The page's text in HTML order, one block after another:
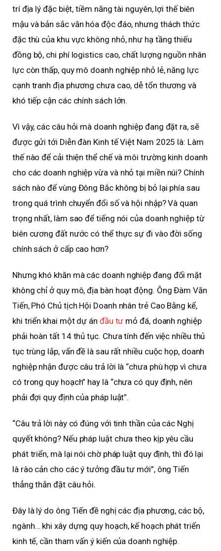
trí địa lý đặc biệt, tiềm năng tài nguyên, lợi thế biên
mậu và bản sắc văn hóa độc đáo, nhưng thách thức
đặc thù của khu vực không nhỏ, như hạ tầng thiếu
đồng bộ, chi phí logistics cao, chất lượng nguồn nhân
lực còn thấp, quy mô doanh nghiệp nhỏ lẻ, năng lực
cạnh tranh địa phương chưa cao, dễ tổn thương và
khó tiếp cận các chính sách lớn.
Vì vậy, các câu hỏi mà doanh nghiệp đang đặt ra, sẽ
được gửi tới Diễn đàn Kinh tế Việt Nam 2025 là: Làm
thế nào để cải thiện thể chế và môi trường kinh doanh
cho các doanh nghiệp vừa và nhỏ tại miền núi? Chính
sách nào để vùng Đông Bắc không bị bỏ lại phía sau
trong quá trình chuyển đổi số và hội nhập? Và quan
trọng nhất, làm sao để tiếng nói của doanh nghiệp từ
biên cương đất nước có thể thực sự đi vào đời sống
chính sách ở cấp cao hơn?
Nhưng khó khăn mà các doanh nghiệp đang đối mặt
không chỉ ở quy mô, địa bàn hoạt động. Ông Đàm Văn
Tiến, Phó Chủ tịch Hội Doanh nhân trẻ Cao Bằng kể,
khi triển khai một dự án đầu tư mỏ đá, doanh nghiệp
phải hoàn tất 14 thủ tục. Chưa tính đến việc nhiều thủ
tục trùng lắp, vấn đề là sau rất nhiều cuộc họp, doanh
nghiệp nhận được câu trả lời là “chưa phù hợp vì chưa
có trong quy hoạch” hay là “chưa có quy định, nên
phải đợi quy định của pháp luật”.
“Câu trả lời này có đúng với tinh thần của các Nghị
quyết không? Nếu pháp luật chưa theo kịp yêu cầu
phát triển, mà lại nói chờ pháp luật quy định, thì đó lại
là rào cản cho các ý tưởng đầu tư mới”, ông Tiến
thẳng thắn đặt câu hỏi.
Đây là lý do ông Tiến đề nghị các địa phương, các bộ,
ngành… khi xây dựng quy hoạch, kế hoạch phát triển
kinh tế, cần tham vấn ý kiến của doanh nghiệp.